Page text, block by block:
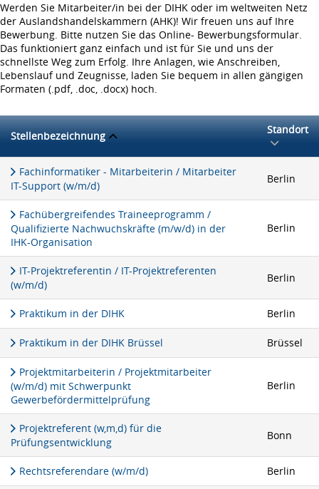
Werden Sie Mitarbeiter/in bei der DIHK oder im weltweiten Netz
der Auslandshandelskammern (AHK)! Wir freuen uns auf Ihre
Bewerbung. Bitte nutzen Sie das Online- Bewerbungsformular.
Das funktioniert ganz einfach und ist für Sie und uns der
schnellste Weg zum Erfolg. Ihre Anlagen, wie Anschreiben,
Lebenslauf und Zeugnisse, laden Sie bequem in allen gängigen
Formaten (.pdf, .doc, .docx) hoch.
Stellenbezeichnung Standort
Fachinformatiker - Mitarbeiterin / Mitarbeiter
IT-Support (w/m/d)
Berlin
Fachübergreifendes Traineeprogramm /
Qualifizierte Nachwuchskräfte (m/w/d) in der
IHK-Organisation
Berlin
IT-Projektreferentin / IT-Projektreferenten
(w/m/d)
Berlin
Praktikum in der DIHK Berlin
Praktikum in der DIHK Brüssel Brüssel
Projektmitarbeiterin / Projektmitarbeiter
(w/m/d) mit Schwerpunkt
Gewerbefördermittelprüfung
Berlin
Projektreferent (w,m,d) für die
Prüfungsentwicklung
Bonn
Rechtsreferendare (w/m/d) Berlin